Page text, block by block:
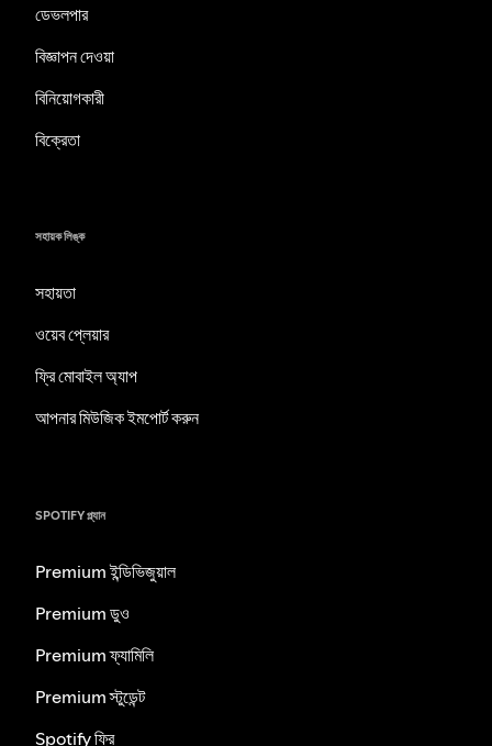
ডেভলপার
বিজ্ঞাপন দেওয়া
বিনিয়োগকারী
বিক্রেতা
সহায়ক লিঙ্ক
সহায়তা
ওয়েব প্লেয়ার
ফ্রি মোবাইল অ্যাপ
আপনার মিউজিক ইমপোর্ট করুন
SPOTIFY প্ল্যান
Premium ইন্ডিভিজুয়াল
Premium ডুও
Premium ফ্যামিলি
Premium স্টুডেন্ট
Spotify ফ্রি